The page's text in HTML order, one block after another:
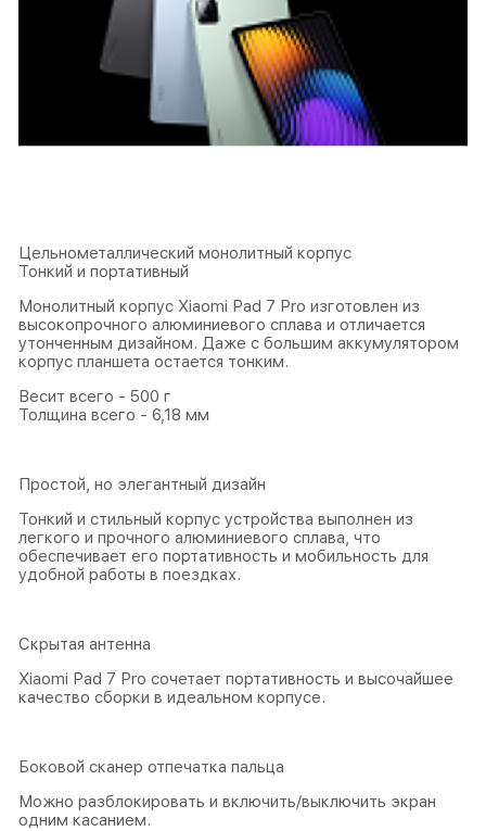
Цельнометаллический монолитный корпус
Тонкий и портативный
Монолитный корпус Xiaomi Pad 7 Pro изготовлен из
высокопрочного алюминиевого сплава и отличается
утонченным дизайном. Даже с большим аккумулятором
корпус планшета остается тонким.
Весит всего - 500 г
Толщина всего - 6,18 мм
Простой, но элегантный дизайн
Тонкий и стильный корпус устройства выполнен из
легкого и прочного алюминиевого сплава, что
обеспечивает его портативность и мобильность для
удобной работы в поездках.
Скрытая антенна
Xiaomi Pad 7 Pro сочетает портативность и высочайшее
качество сборки в идеальном корпусе.
Боковой сканер отпечатка пальца
Можно разблокировать и включить/выключить экран
одним касанием.